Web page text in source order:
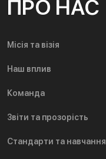
ПРО НАС
Місія та візія
Наш вплив
Команда
Звіти та прозорість
Стандарти та навчання